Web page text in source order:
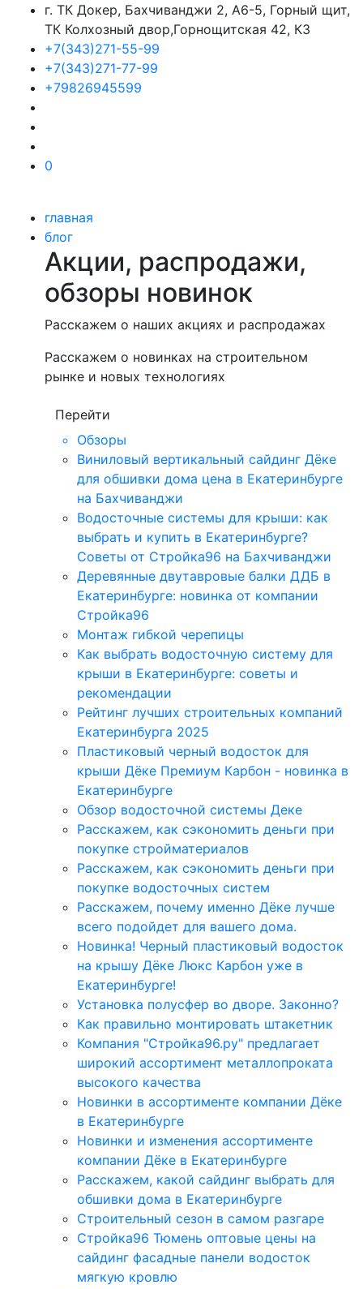
г. ТК Докер, Бахчиванджи 2, А6-5, Горный щит,
ТК Колхозный двор,Горнощитская 42, К3
+7(343)271-55-99
+7(343)271-77-99
+79826945599
0
главная
блог
Акции, распродажи,
обзоры новинок
Расскажем о наших акциях и распродажах
Расскажем о новинках на строительном
рынке и новых технологиях
Перейти
Обзоры
Виниловый вертикальный сайдинг Дёке
для обшивки дома цена в Екатеринбурге
на Бахчиванджи
Водосточные системы для крыши: как
выбрать и купить в Екатеринбурге?
Советы от Стройка96 на Бахчиванджи
Деревянные двутавровые балки ДДБ в
Екатеринбурге: новинка от компании
Стройка96
Монтаж гибкой черепицы
Как выбрать водосточную систему для
крыши в Екатеринбурге: советы и
рекомендации
Рейтинг лучших строительных компаний
Екатеринбурга 2025
Пластиковый черный водосток для
крыши Дёке Премиум Карбон - новинка в
Екатеринбурге
Обзор водосточной системы Деке
Расскажем, как сэкономить деньги при
покупке стройматериалов
Расскажем, как сэкономить деньги при
покупке водосточных систем
Расскажем, почему именно Дёке лучше
всего подойдет для вашего дома.
Новинка! Черный пластиковый водосток
на крышу Дёке Люкс Карбон уже в
Екатеринбурге!
Установка полусфер во дворе. Законно?
Как правильно монтировать штакетник
Компания "Стройка96.ру" предлагает
широкий ассортимент металлопроката
высокого качества
Новинки в ассортименте компании Дёке
в Екатеринбурге
Новинки и изменения ассортименте
компании Дёке в Екатеринбурге
Расскажем, какой сайдинг выбрать для
обшивки дома в Екатеринбурге
Строительный сезон в самом разгаре
Стройка96 Тюмень оптовые цены на
сайдинг фасадные панели водосток
мягкую кровлю